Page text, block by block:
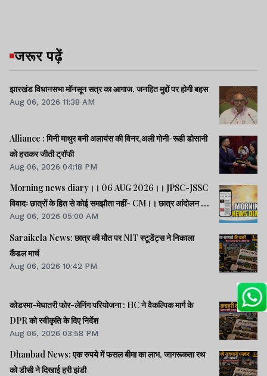
जरूर पढ़ें
झारखंड विधानसभा मॉनसून सत्र का आगाज, जनहित मुद्दों पर होगी बहस
Aug 06, 2026 11:38 AM
Alliance : मिनी माथुर बनी अलायंस की विनर,अली गोनी-रूही डोसानी
को हराकर जीती ट्रॉफी
Aug 06, 2026 04:18 PM
Morning news diary।। 06 AUG 2026।। JPSC-JSSC
विवादः छात्रों के हित से कोई समझौता नहीं- CM।। छात्र आंदोलन के
समर्थन में झारखंड आएंगे अभिजीत दीपके।। जब तक अमित शाह सदन
में जवाब नहीं देते, चर्चा नहीं होगीः राहुल।। समेत कई खबरें व वीडियो.
Aug 06, 2026 05:00 AM
Saraikela News: छात्र की मौत पर NIT स्टूडेंट्स ने निकाला
कैंडल मार्च
Aug 06, 2026 10:42 PM
कोडरमा-मेघातरी फोर-लेनिंग परियोजना : HC ने वैकल्पिक मार्ग के
DPR को स्वीकृति के दिए निर्देश
Aug 06, 2026 03:58 PM
Dhanbad News: एक रुपये में फसल बीमा का लाभ, जागरूकता रथ
को डीसी ने दिखाई हरी झंडी